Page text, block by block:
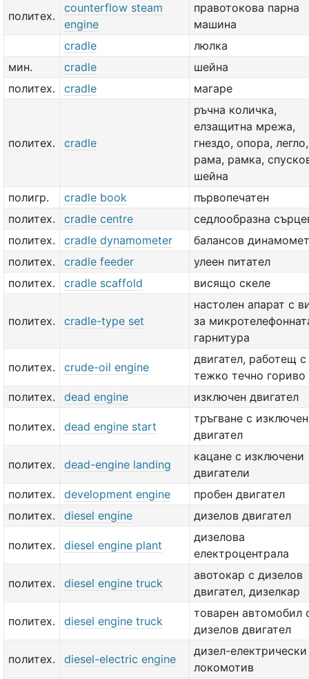
политех.
counterflow steam
engine
правотокова парна
машина
cradle
люлка
мин.
cradle
шейна
политех.
cradle магаре
политех. cradle
ръчна количка,
елзащитна мрежа,
гнездо, опора, легло,
рама, рамка,
шейна
полигр.
cradle book
първопечатен
политех.
cradle centre
седлообразна
политех.
cradle dynamometer
балансов
политех.
cradle feeder
улеен питател
политех.
cradle scaffold висящо скеле
политех. cradle-type set
настолен апарат с
за
гарнитура
политех. crude-oil engine
двигател, работещ с
тежко течно гориво
политех.
dead engine изключен двигател
политех. dead engine start
тръгване с изключен
двигател
политех. dead-engine landing
кацане с изключени
двигатели
политех.
development engine
пробен двигател
политех.
diesel engine дизелов двигател
политех. diesel engine plant
дизелова
електроцентрала
политех. diesel engine truck
авотокар с дизелов
двигател, дизелкар
политех. diesel engine truck
товарен автомобил
дизелов двигател
политех. diesel-electric engine
дизел-електрически
локомотив